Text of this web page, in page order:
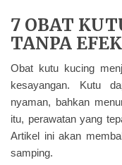
7 OBAT
TANPA
Obat kutu kucing
kesayangan. Kutu
nyaman, bahkan
itu, perawatan yang
Artikel ini akan
samping.